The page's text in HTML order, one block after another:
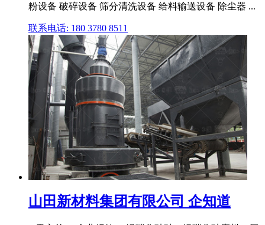
粉设备 破碎设备 筛分清洗设备 给料输送设备 除尘器 ...
联系电话: 180 3780 8511
山田新材料集团有限公司 企知道